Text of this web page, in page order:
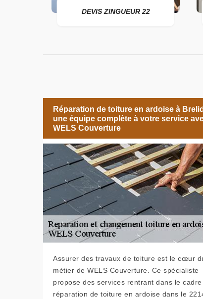
DEVIS ZINGUEUR 22
Réparation de toiture en ardoise à
une équipe complète à votre service
WELS Couverture
Assurer des travaux de toiture est le cœur
métier de WELS Couverture. Ce spécialiste
propose des services rentrant dans le cadre
réparation de toiture en ardoise dans le